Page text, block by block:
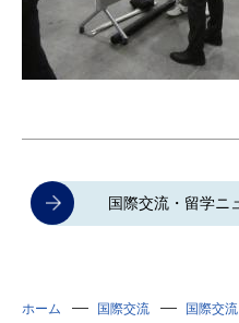
国際交流・留学ニ
ホーム 国際交流 国際交